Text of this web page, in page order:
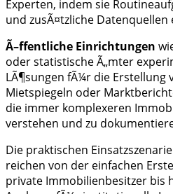
Experten, indem sie
und zusÃ¤tzliche Datenquellen
Ã–ffentliche Einrichtungen
oder statistische Ã„mter
LÃ¶sungen fÃ¼r die Erstellung
Mietspiegeln oder
die immer komplexeren
verstehen und zu
Die praktischen
reichen von der einfachen
private Immobilienbesitzer bis